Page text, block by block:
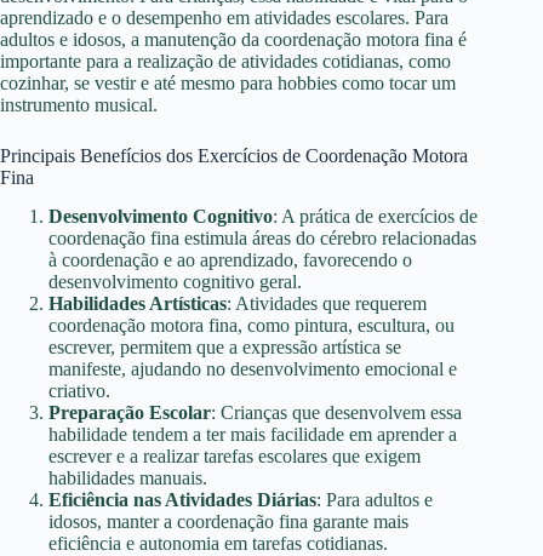
aprendizado e o desempenho em atividades escolares. Para
adultos e idosos, a manutenção da coordenação motora fina é
importante para a realização de atividades cotidianas, como
cozinhar, se vestir e até mesmo para hobbies como tocar um
instrumento musical.
Principais Benefícios dos Exercícios de Coordenação Motora
Fina
Desenvolvimento Cognitivo: A prática de exercícios de
coordenação fina estimula áreas do cérebro relacionadas
à coordenação e ao aprendizado, favorecendo o
desenvolvimento cognitivo geral.
Habilidades Artísticas: Atividades que requerem
coordenação motora fina, como pintura, escultura, ou
escrever, permitem que a expressão artística se
manifeste, ajudando no desenvolvimento emocional e
criativo.
Preparação Escolar: Crianças que desenvolvem essa
habilidade tendem a ter mais facilidade em aprender a
escrever e a realizar tarefas escolares que exigem
habilidades manuais.
Eficiência nas Atividades Diárias: Para adultos e
idosos, manter a coordenação fina garante mais
eficiência e autonomia em tarefas cotidianas.